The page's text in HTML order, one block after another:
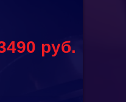
90 руб.